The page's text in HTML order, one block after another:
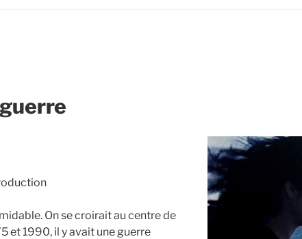
On se croirait au centre de
et 1990, il y avait une guerre